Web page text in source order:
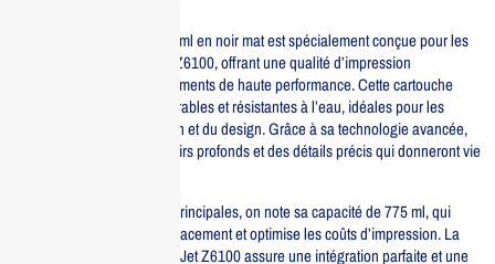
La cartouche HP 91 de 775 ml en noir mat est spécialement conçue pour les
imprimantes HP DesignJet Z6100, offrant une qualité d’impression
exceptionnelle avec des pigments de haute performance. Cette cartouche
garantit des impressions durables et résistantes à l’eau, idéales pour les
professionnels de la création et du design. Grâce à sa technologie avancée,
elle permet d’obtenir des noirs profonds et des détails précis qui donneront vie
Parmi ses caractéristiques principales, on note sa capacité de 775 ml, qui
réduit la fréquence de remplacement et optimise les coûts d’impression. La
compatibilité avec le DesignJet Z6100 assure une intégration parfaite et une